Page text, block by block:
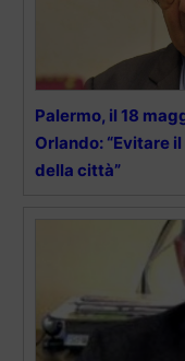
Palermo, il 18
Orlando: “Evitare
della città”